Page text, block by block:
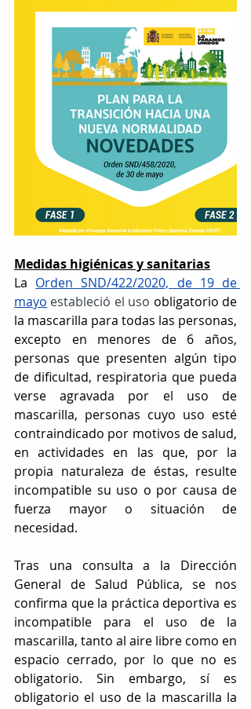
Medidas higiénicas y sanitarias
La Orden SND/422/2020, de 19 de
mayo estableció el uso obligatorio de
la mascarilla para todas las personas,
excepto en menores de 6 años,
personas que presenten algún tipo
de dificultad, respiratoria que pueda
verse agravada por el uso de
mascarilla, personas cuyo uso esté
contraindicado por motivos de salud,
en actividades en las que, por la
propia naturaleza de éstas, resulte
incompatible su uso o por causa de
fuerza mayor o situación de
necesidad.
Tras una consulta a la Dirección
General de Salud Pública, se nos
confirma que la práctica deportiva es
incompatible para el uso de la
mascarilla, tanto al aire libre como en
espacio cerrado, por lo que no es
obligatorio. Sin embargo, sí es
obligatorio el uso de la mascarilla la